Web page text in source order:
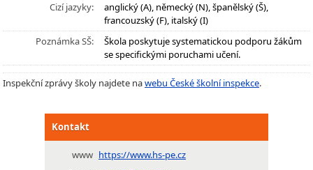
Cizí jazyky:
anglický (A), německý (N), španělský (Š),
francouzský (F), italský (I)
Poznámka SŠ:
Škola poskytuje systematickou podporu žákům
se specifickými poruchami učení.
Inspekční zprávy školy najdete nawebu České školní inspekce.
Kontakt
www https://www.hs-pe.cz